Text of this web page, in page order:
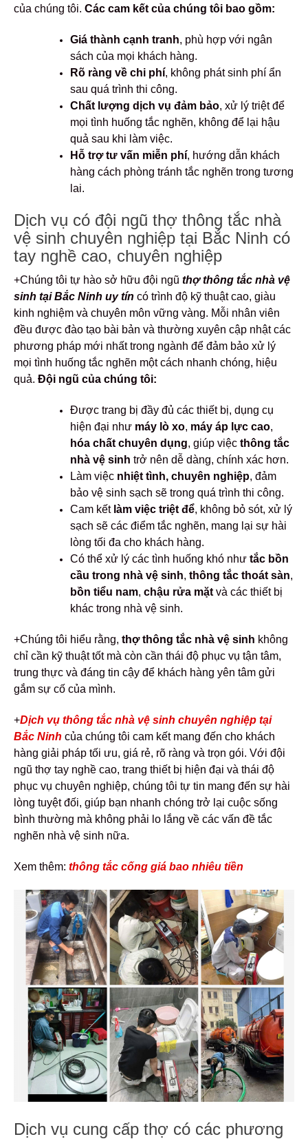
của chúng tôi. Các cam kết của chúng tôi bao gồm:
Giá thành cạnh tranh, phù hợp với ngân
sách của mọi khách hàng.
Rõ ràng về chi phí, không phát sinh phí ẩn
sau quá trình thi công.
Chất lượng dịch vụ đảm bảo, xử lý triệt để
mọi tình huống tắc nghẽn, không để lại hậu
quả sau khi làm việc.
Hỗ trợ tư vấn miễn phí, hướng dẫn khách
hàng cách phòng tránh tắc nghẽn trong tương
lai.
Dịch vụ có đội ngũ thợ thông tắc nhà
vệ sinh chuyên nghiệp tại Bắc Ninh có
tay nghề cao, chuyên nghiệp
+Chúng tôi tự hào sở hữu đội ngũ thợ thông tắc nhà vệ
sinh tại Bắc Ninh uy tín có trình độ kỹ thuật cao, giàu
kinh nghiệm và chuyên môn vững vàng. Mỗi nhân viên
đều được đào tạo bài bản và thường xuyên cập nhật các
phương pháp mới nhất trong ngành để đảm bảo xử lý
mọi tình huống tắc nghẽn một cách nhanh chóng, hiệu
quả. Đội ngũ của chúng tôi:
Được trang bị đầy đủ các thiết bị, dụng cụ
hiện đại như máy lò xo, máy áp lực cao,
hóa chất chuyên dụng, giúp việc thông tắc
nhà vệ sinh trở nên dễ dàng, chính xác hơn.
Làm việc nhiệt tình, chuyên nghiệp, đảm
bảo vệ sinh sạch sẽ trong quá trình thi công.
Cam kết làm việc triệt để, không bỏ sót, xử lý
sạch sẽ các điểm tắc nghẽn, mang lại sự hài
lòng tối đa cho khách hàng.
Có thể xử lý các tình huống khó như tắc bồn
cầu trong nhà vệ sinh, thông tắc thoát sàn,
bồn tiểu nam, chậu rửa mặt và các thiết bị
khác trong nhà vệ sinh.
+Chúng tôi hiểu rằng, thợ thông tắc nhà vệ sinh không
chỉ cần kỹ thuật tốt mà còn cần thái độ phục vụ tận tâm,
trung thực và đáng tin cậy để khách hàng yên tâm gửi
gắm sự cố của mình.
+Dịch vụ thông tắc nhà vệ sinh chuyên nghiệp tại
Bắc Ninh của chúng tôi cam kết mang đến cho khách
hàng giải pháp tối ưu, giá rẻ, rõ ràng và trọn gói. Với đội
ngũ thợ tay nghề cao, trang thiết bị hiện đại và thái độ
phục vụ chuyên nghiệp, chúng tôi tự tin mang đến sự hài
lòng tuyệt đối, giúp bạn nhanh chóng trở lại cuộc sống
bình thường mà không phải lo lắng về các vấn đề tắc
nghẽn nhà vệ sinh nữa.
Xem thêm: thông tắc cống giá bao nhiêu tiền
Dịch vụ cung cấp thợ có các phương